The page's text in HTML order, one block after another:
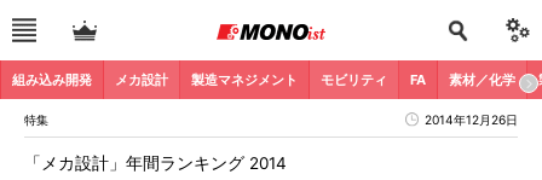
組み込み開発 メカ設計 製造マネジメント モビリティ FA 素材／化学
特集 2014年12月26日
「メカ設計」年間ランキング 2014